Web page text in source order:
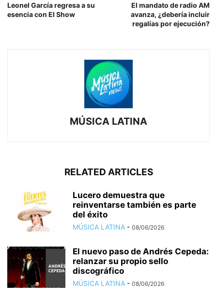
Leonel García regresa a su
esencia con El Show
El mandato de radio AM
avanza, ¿debería incluir
regalías por ejecución?
MÚSICA LATINA
RELATED ARTICLES
Lucero demuestra que
reinventarse también es parte
del éxito
MÚSICA LATINA - 08/06/2026
El nuevo paso de Andrés Cepeda:
relanzar su propio sello
discográfico
MÚSICA LATINA - 08/06/2026